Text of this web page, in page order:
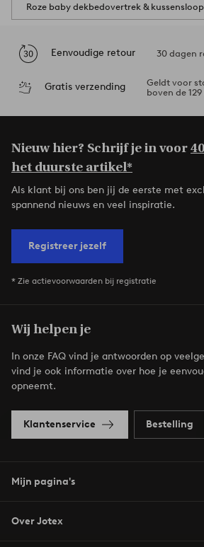
Roze baby dekbedovertrek & kussensloop
Eenvoudige retour 30 dagen
Gratis verzending
Geldt voor
boven de 129
Nieuw hier? Schrijf je in voor
het duurste artikel*
Als klant bij ons ben jij de eerste met
spannend nieuws en veel inspiratie.
Registreer jezelf
* Zie actievoorwaarden bij registratie
Wij helpen je
In onze FAQ vind je antwoorden op
vind je ook informatie over hoe je
opneemt.
Klantenservice Bestelling
Mijn pagina's
Over Jotex